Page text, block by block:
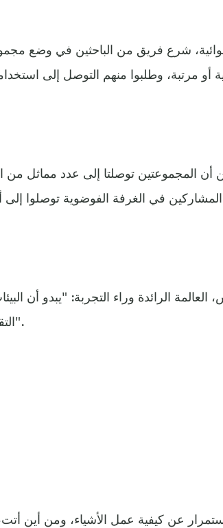
شرع فريق من الباحثين في وضع
المجموعتين توصلتا إلى عدد مماثل من
الرائدة وراء التجربة: "يبدو أن
التقاليد، ما قد ينتج عنه رؤى جديدة".
عن كيفية عمل الأشياء، ومن أين